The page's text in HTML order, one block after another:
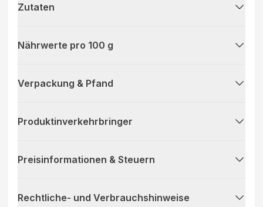
Zutaten
Nährwerte pro 100 g
Verpackung & Pfand
Produktinverkehrbringer
Preisinformationen & Steuern
Rechtliche- und Verbrauchshinweise